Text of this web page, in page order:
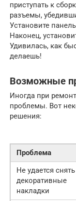
приступать к
разъемы,
Установите
Наконец,
Удивилась, как
делаешь!
Возможные
Иногда при
проблемы. Вот
решения:
Проблема
Не удается снять
декоративные
накладки